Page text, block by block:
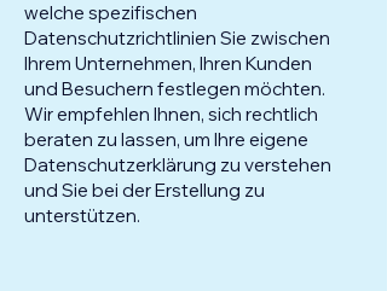
welche spezifischen
Datenschutzrichtlinien Sie zwischen
Ihrem Unternehmen, Ihren Kunden
und Besuchern festlegen möchten.
Wir empfehlen Ihnen, sich rechtlich
beraten zu lassen, um Ihre eigene
Datenschutzerklärung zu verstehen
und Sie bei der Erstellung zu
unterstützen.